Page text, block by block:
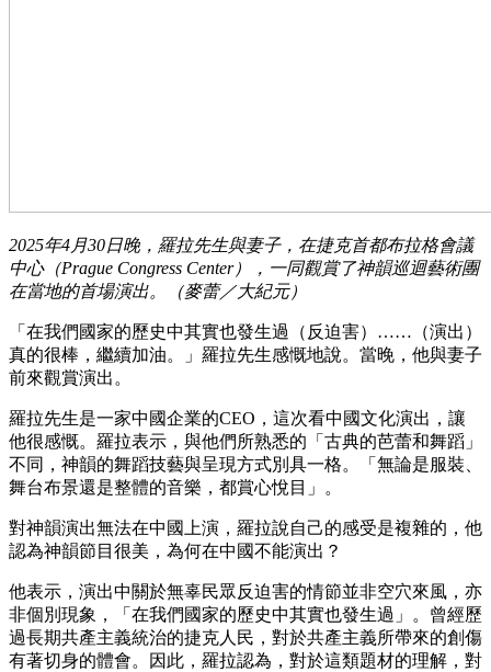
2025年4月30日晚，羅拉先生與妻子，在捷克首都布拉格會議
中心（Prague Congress Center），一同觀賞了神韻巡迴藝術團
在當地的首場演出。（麥蕾／大紀元）
「在我們國家的歷史中其實也發生過（反迫害）……（演出）
真的很棒，繼續加油。」羅拉先生感慨地說。當晚，他與妻子
前來觀賞演出。
羅拉先生是一家中國企業的CEO，這次看中國文化演出，讓
他很感慨。羅拉表示，與他們所熟悉的「古典的芭蕾和舞蹈」
不同，神韻的舞蹈技藝與呈現方式別具一格。「無論是服裝、
舞台布景還是整體的音樂，都賞心悅目」。
對神韻演出無法在中國上演，羅拉說自己的感受是複雜的，他
認為神韻節目很美，為何在中國不能演出？
他表示，演出中關於無辜民眾反迫害的情節並非空穴來風，亦
非個別現象，「在我們國家的歷史中其實也發生過」。曾經歷
過長期共產主義統治的捷克人民，對於共產主義所帶來的創傷
有著切身的體會。因此，羅拉認為，對於這類題材的理解，對